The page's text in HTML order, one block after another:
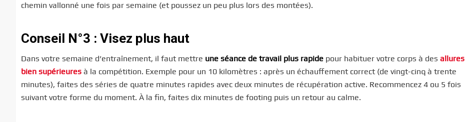
chemin vallonné une fois par semaine (et poussez un peu plus lors des montées).
Conseil N°3 : Visez plus haut
Dans votre semaine d’entraînement, il faut mettre une séance de travail plus rapide pour habituer votre corps à des allures
bien supérieures à la compétition. Exemple pour un 10 kilomètres : après un échauffement correct (de vingt-cinq à trente
minutes), faites des séries de quatre minutes rapides avec deux minutes de récupération active. Recommencez 4 ou 5 fois
suivant votre forme du moment. À la fin, faites dix minutes de footing puis un retour au calme.